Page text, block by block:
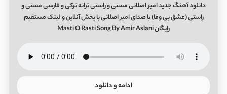
دانلود آهنگ جدید امیر اصلانی مستی و راستی ترانه ترکی و فارسی مستی و
راستی (عشق بی وفا) با صدای امیر اصلانی با پخش آنلاین و لینک مستقیم
رایگان Masti O Rasti Song By Amir Aslani
ادامه و دانلود